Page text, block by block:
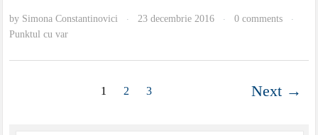
by Simona Constantinovici · 23 decembrie 2016 · 0 comments ·
Punktul cu var
1 2 3 Next →